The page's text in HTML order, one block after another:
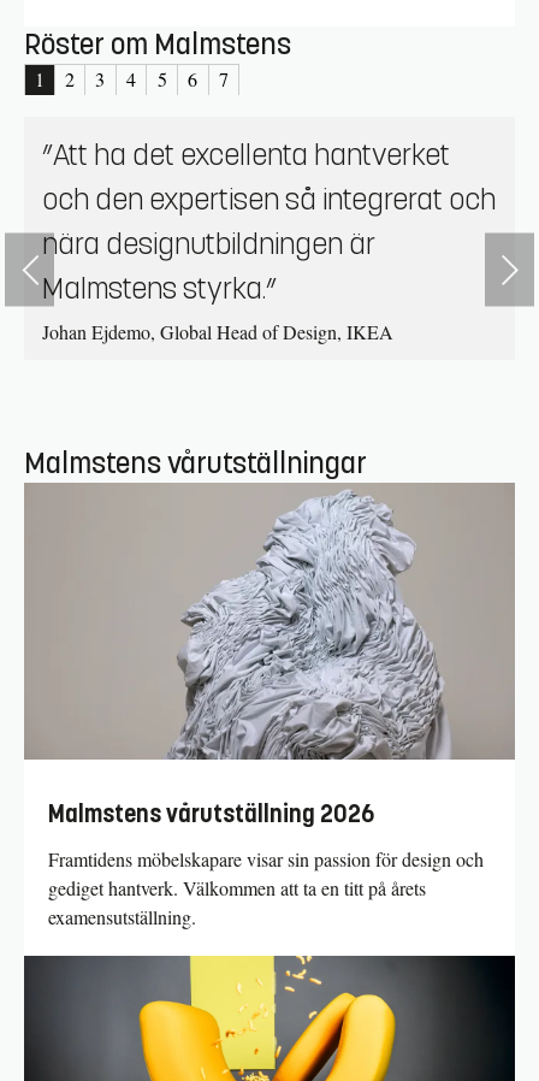
Röster om Malmstens
1 2 3 4 5 6 7
”Att ha det excellenta hantverket
och den expertisen så integrerat och
nära designutbildningen är
Malmstens styrka.”
Johan Ejdemo, Global Head of Design, IKEA
Malmstens vårutställningar
Malmstens vårutställning 2026
Framtidens möbelskapare visar sin passion för design och
gediget hantverk. Välkommen att ta en titt på årets
examensutställning.